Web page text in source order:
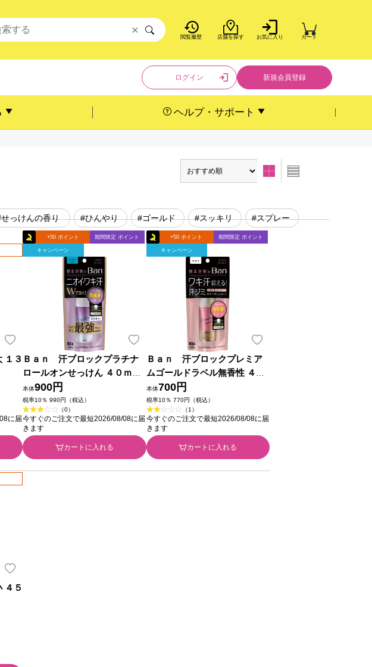
閲覧履歴 店舗を探す お気に入り カート
×
ログイン 新規会員登録
ヘルプ・サポート
っけんの香り #ひんやり #ゴールド #スッキリ #スプレー
１３
に届
+50 ポイント 期間限定 ポイント
キャンペーン
Ｂａｎ 汗ブロックプラチナ
ロールオンせっけん ４０ｍｌ
ライオン (医薬部外品)
本体900円
税率10％ 990円（税込）
（0）
今すぐのご注文で最短2026/08/08に届
きます
カートに入れる
+50 ポイント 期間限定 ポイント
キャンペーン
Ｂａｎ 汗ブロックプレミア
ムゴールドラベル無香性 ４０
ｍｌ ライオン (医薬部外品)
本体700円
税率10％ 770円（税込）
（1）
今すぐのご注文で最短2026/08/08に届
きます
カートに入れる
４５